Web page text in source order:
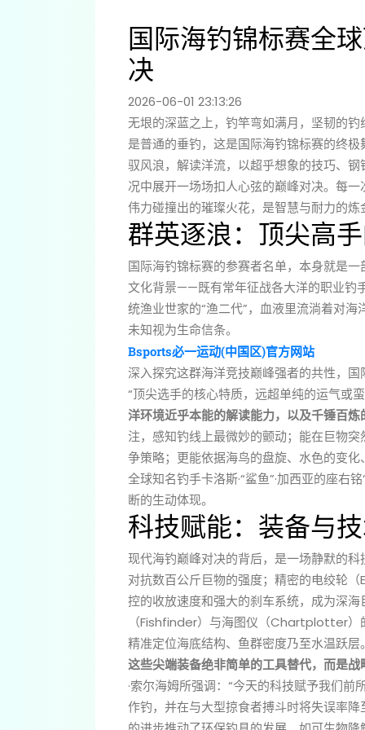
国际海钓锦标赛全
决
2026-06-01 23:13:26
无垠的深蓝之上，钓竿弯如满月，坚韧的
是普通的垂钓，这是国际海钓锦标赛的终
驭风浪，解读洋流，以超乎想象的技巧、
况中展开一场场扣人心弦的巅峰对决。每
伟力碰撞出的璀璨火花，是智慧与耐力的炼
群英逐浪：顶尖高
国际海钓锦标赛的参赛者名单，本身就是
文化背景——既有常年征战各大洋的职业钓
统渔业世家的“渔二代”，血液里流淌着对
未知视为生命信条。
Bsports必一运动(中国区)官方网站
深入探究这群海洋竞技巅峰强者的共性，
“顶尖选手的核心特质，远超单纯的运气或
洋环境近乎本能的解读能力，以及千锤百炼
注，感知钓线上最微妙的颤动；能在巨物
争策略；更能依据海鸟的盘旋、水色的变
全球知名钓手卡洛斯·“鲨鱼”·加西亚的座右
断的生动体现。
科技赋能：装备与
现代海钓巅峰对决的背后，是一场静默的
对抗数百公斤巨物的强度；精密的电绞轮
控的收放速度和强大的刹车系统，成为深
（Fishfinder）与海图仪（Chartplotter）
精准定位海底结构、鱼群密度乃至水温跃层
这些尖端装备绝非简单的工具替代，而是
·索尔海姆所强调：“今天的科技赋予我们前
作钓，并在与大型掠食者搏斗时将失误率